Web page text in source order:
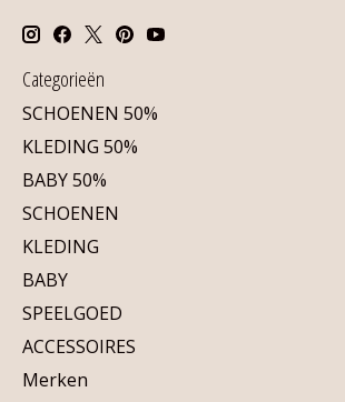
Categorieën
SCHOENEN 50%
KLEDING 50%
BABY 50%
SCHOENEN
KLEDING
BABY
SPEELGOED
ACCESSOIRES
Merken